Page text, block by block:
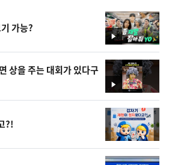
영
상
가능?
영
상
상을 주는 대회가 있다구
?!